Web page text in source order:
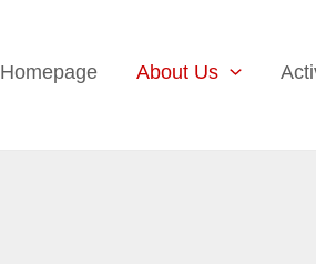
Homepage About Us